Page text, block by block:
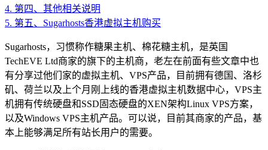
4. 第四、其他相关说明
5. 第五、Sugarhosts香港虚拟主机购买
Sugarhosts，习惯称作糖果主机、棉花糖主机，是英国
TechEVE Ltd商家的旗下的主机商，老左在前面有些文章中也
有分享过他们家的虚拟主机、VPS产品，目前拥有德国、洛杉
矶、荷兰以及上个月刚上线的香港虚拟主机数据中心，VPS主
机拥有传统硬盘和SSD固态硬盘的XEN架构Linux VPS方案，
以及Windows VPS主机产品。可以说，目前其商家的产品，基
本上能够满足所有站长用户的需要。